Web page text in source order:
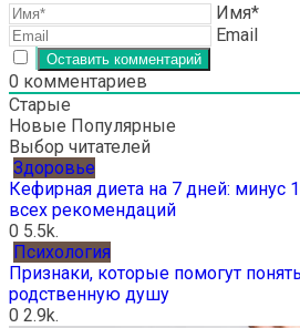
Имя*
Email
0 комментариев
Старые
Новые Популярные
Выбор читателей
Здоровье
Кефирная диета на 7 дней: минус
всех рекомендаций
0 5.5k.
Психология
Признаки, которые помогут
родственную душу
0 2.9k.